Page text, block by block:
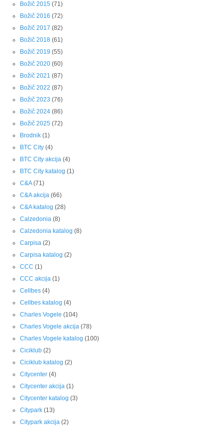
Božič 2015 (71)
Božič 2016 (72)
Božič 2017 (82)
Božič 2018 (61)
Božič 2019 (55)
Božič 2020 (60)
Božič 2021 (87)
Božič 2022 (87)
Božič 2023 (76)
Božič 2024 (86)
Božič 2025 (72)
Brodnik (1)
BTC City (4)
BTC City akcija (4)
BTC City katalog (1)
C&A(71)
C&A akcija (66)
C&A katalog (28)
Calzedonia (8)
Calzedonia katalog (8)
Carpisa (2)
Carpisa katalog (2)
CCC (1)
CCC akcija (1)
Cellbes (4)
Cellbes katalog (4)
Charles Vogele (104)
Charles Vogele akcija (78)
Charles Vogele katalog (100)
Ciciklub (2)
Ciciklub katalog (2)
Citycenter (4)
Citycenter akcija (1)
Citycenter katalog (3)
Citypark (13)
Citypark akcija (2)